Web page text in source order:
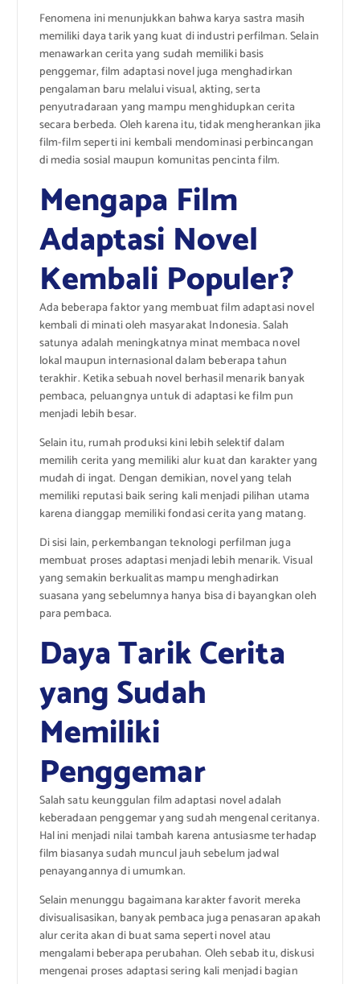
Fenomena ini menunjukkan bahwa karya sastra masih
memiliki daya tarik yang kuat di industri perfilman. Selain
menawarkan cerita yang sudah memiliki basis
penggemar, film adaptasi novel juga menghadirkan
pengalaman baru melalui visual, akting, serta
penyutradaraan yang mampu menghidupkan cerita
secara berbeda. Oleh karena itu, tidak mengherankan jika
film-film seperti ini kembali mendominasi perbincangan
di media sosial maupun komunitas pencinta film.
Mengapa Film
Adaptasi Novel
Kembali Populer?
Ada beberapa faktor yang membuat film adaptasi novel
kembali di minati oleh masyarakat Indonesia. Salah
satunya adalah meningkatnya minat membaca novel
lokal maupun internasional dalam beberapa tahun
terakhir. Ketika sebuah novel berhasil menarik banyak
pembaca, peluangnya untuk di adaptasi ke film pun
menjadi lebih besar.
Selain itu, rumah produksi kini lebih selektif dalam
memilih cerita yang memiliki alur kuat dan karakter yang
mudah di ingat. Dengan demikian, novel yang telah
memiliki reputasi baik sering kali menjadi pilihan utama
karena dianggap memiliki fondasi cerita yang matang.
Di sisi lain, perkembangan teknologi perfilman juga
membuat proses adaptasi menjadi lebih menarik. Visual
yang semakin berkualitas mampu menghadirkan
suasana yang sebelumnya hanya bisa di bayangkan oleh
para pembaca.
Daya Tarik Cerita
yang Sudah
Memiliki
Penggemar
Salah satu keunggulan film adaptasi novel adalah
keberadaan penggemar yang sudah mengenal ceritanya.
Hal ini menjadi nilai tambah karena antusiasme terhadap
film biasanya sudah muncul jauh sebelum jadwal
penayangannya di umumkan.
Selain menunggu bagaimana karakter favorit mereka
divisualisasikan, banyak pembaca juga penasaran apakah
alur cerita akan di buat sama seperti novel atau
mengalami beberapa perubahan. Oleh sebab itu, diskusi
mengenai proses adaptasi sering kali menjadi bagian